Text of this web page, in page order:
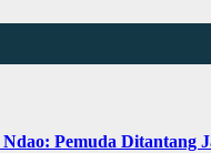
Pemuda Ditantang